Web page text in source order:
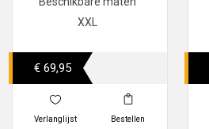
XXL
€ 69,95
Verlanglijst Bestellen